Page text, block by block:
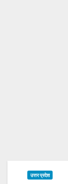
उत्तर प्रदेश